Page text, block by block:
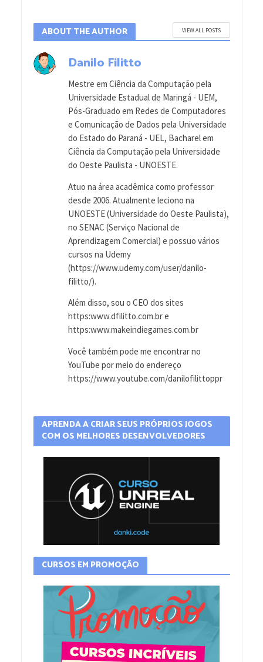
ABOUT THE AUTHOR VIEW ALL POSTS
Danilo Filitto
Mestre em Ciência da Computação pela
Universidade Estadual de Maringá - UEM,
Pós-Graduado em Redes de Computadores
e Comunicação de Dados pela Universidade
do Estado do Paraná - UEL, Bacharel em
Ciência da Computação pela Universidade
do Oeste Paulista - UNOESTE.
Atuo na área acadêmica como professor
desde 2006. Atualmente leciono na
UNOESTE (Universidade do Oeste Paulista),
no SENAC (Serviço Nacional de
Aprendizagem Comercial) e possuo vários
cursos na Udemy
(https://www.udemy.com/user/danilo-
filitto/).
Além disso, sou o CEO dos sites
https:www.dfilitto.com.br e
https:www.makeindiegames.com.br
Você também pode me encontrar no
YouTube por meio do endereço
https://www.youtube.com/danilofilittoppr
APRENDA A CRIAR SEUS PRÓPRIOS JOGOS
COM OS MELHORES DESENVOLVEDORES
CURSOS EM PROMOÇÃO